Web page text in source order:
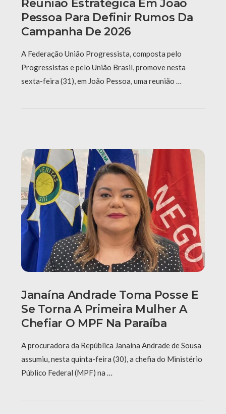
Reunião Estratégica Em João
Pessoa Para Definir Rumos Da
Campanha De 2026
A Federação União Progressista, composta pelo
Progressistas e pelo União Brasil, promove nesta
sexta-feira (31), em João Pessoa, uma reunião …
Janaína Andrade Toma Posse E
Se Torna A Primeira Mulher A
Chefiar O MPF Na Paraíba
A procuradora da República Janaína Andrade de Sousa
assumiu, nesta quinta-feira (30), a chefia do Ministério
Público Federal (MPF) na …